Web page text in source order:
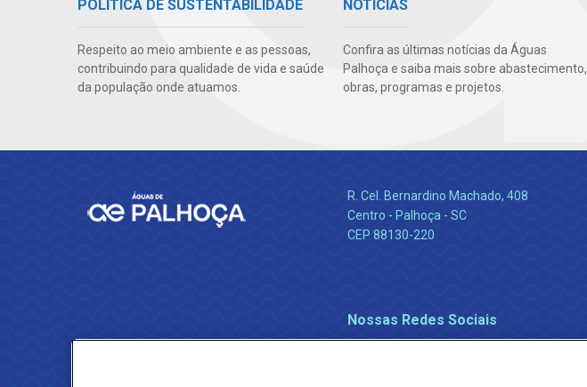
POLÍTICA DE SUSTENTABILIDADE
Respeito ao meio ambiente e as pessoas,
contribuindo para qualidade de vida e saúde
da população onde atuamos.
NOTÍCIAS
Confira as últimas notícias da Águas
Palhoça e saiba mais sobre abastecimento,
obras, programas e projetos.
R. Cel. Bernardino Machado, 408
Centro - Palhoça - SC
CEP 88130-220
Nossas Redes Sociais